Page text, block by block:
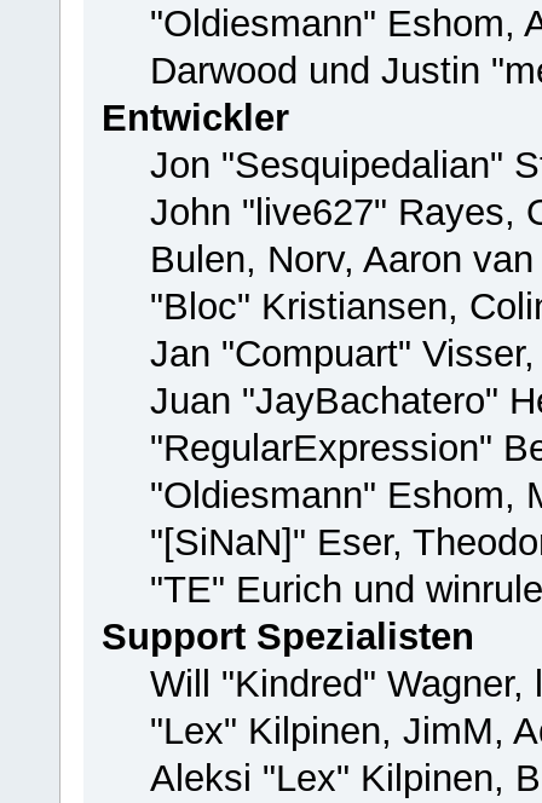
"Oldiesmann" Eshom,
Darwood und Justin
Entwickler
Jon "Sesquipedalian"
John "live627" Rayes,
Bulen, Norv, Aaron
"Bloc" Kristiansen,
Jan "Compuart"
Juan "JayBachatero"
"RegularExpression"
"Oldiesmann" Eshom,
"[SiNaN]" Eser,
"TE" Eurich und
Support Spezialisten
Will "Kindred"
"Lex" Kilpinen, JimM,
Aleksi "Lex" Kilpinen,